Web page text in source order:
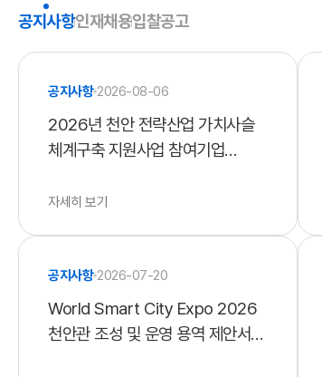
공지사항인재채용입찰공고
공지사항 2026-08-06
2026년 천안 전략산업 가치사슬
체계구축 지원사업 참여기업
자세히 보기
공지사항 2026-07-20
World Smart City Expo 2026
천안관 조성 및 운영 용역 제안서